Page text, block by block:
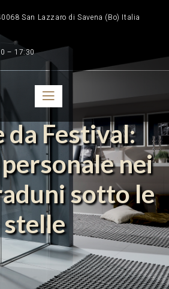
San Lazzaro di Savena (Bo) Italia
– 17:30
da Festival:
personale nei
sotto le
stelle